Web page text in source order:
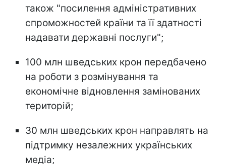
також "посилення адміністративних
спроможностей країни та її здатності
надавати державні послуги";
100 млн шведських крон передбачено
на роботи з розмінування та
економічне відновлення замінованих
територій;
30 млн шведських крон направлять на
підтримку незалежних українських
медіа;